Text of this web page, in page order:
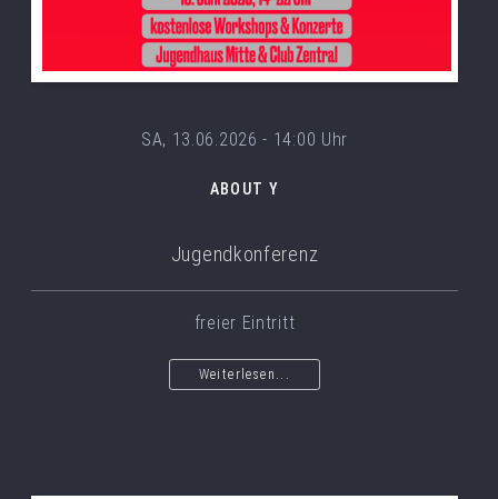
SA, 13.06.2026 - 14:00 Uhr
ABOUT Y
Jugendkonferenz
freier Eintritt
Weiterlesen...